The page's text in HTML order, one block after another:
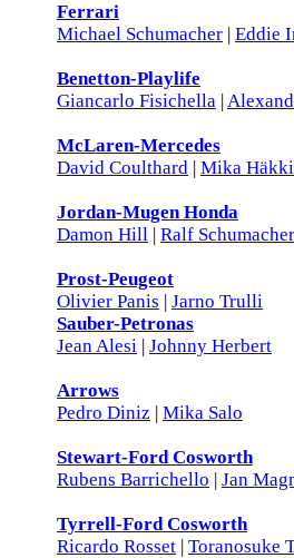
Ferrari
Michael Schumacher | Eddie
Benetton-Playlife
Giancarlo Fisichella |
McLaren-Mercedes
David Coulthard | Mika
Jordan-Mugen Honda
Damon Hill | Ralf Schumacher
Prost-Peugeot
Olivier Panis | Jarno Trulli
Sauber-Petronas
Jean Alesi | Johnny Herbert
Arrows
Pedro Diniz | Mika Salo
Stewart-Ford Cosworth
Rubens Barrichello | Jan
Tyrrell-Ford Cosworth
Ricardo Rosset | Toranosuke